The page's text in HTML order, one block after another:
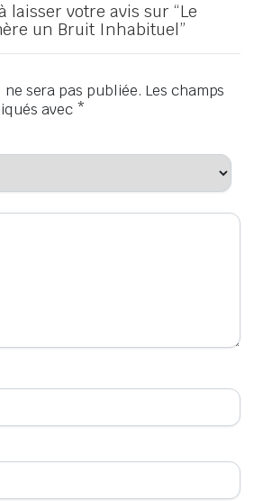
laisser votre avis sur “Le
un Bruit Inhabituel”
sera pas publiée. Les champs
avec *